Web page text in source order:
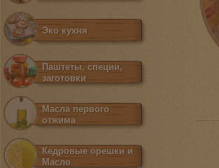
Эко кухня
Паштеты, специи,
заготовки
Масла первого
отжима
Кедровые орешки и
Масло